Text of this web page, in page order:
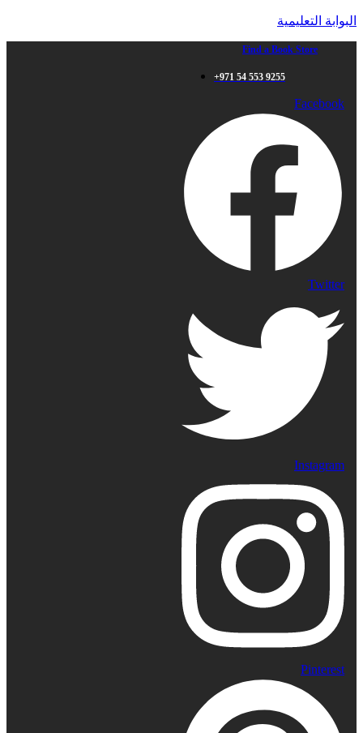
البوابة التعليمية
Find a Book Store
+971 54 553 9255
Facebook
Twitter
Instagram
Pinterest